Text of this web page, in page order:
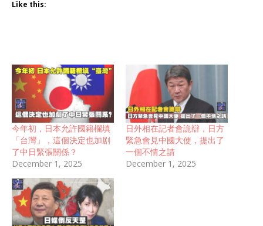
Like this:
今年初，日本允許國籍欄填
「台灣」，這個決定也加剧
了中日緊張關係？
December 1, 2025
日外相在記者會詭辯，日方
緊急會見中國大使，提出了
一個不情之請
December 1, 2025